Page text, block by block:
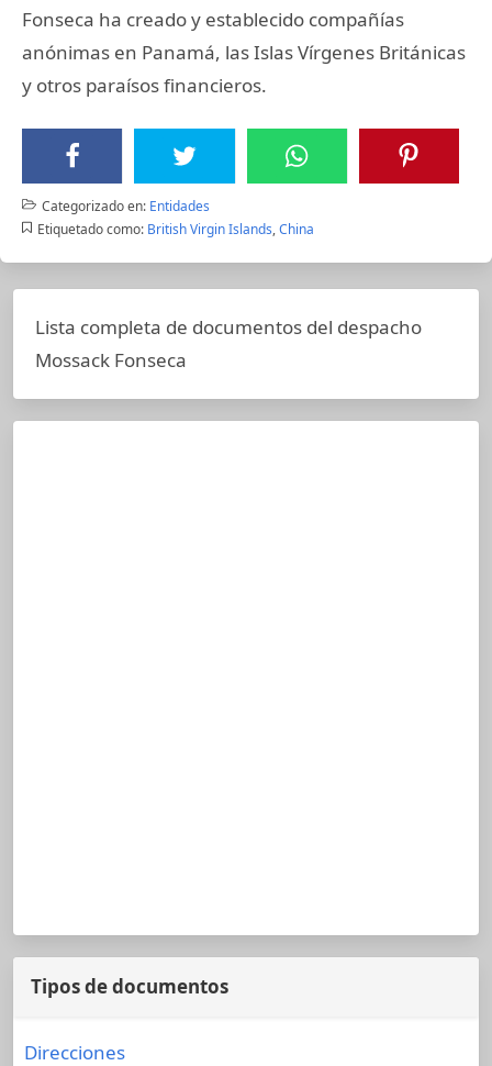
Fonseca ha creado y establecido compañías
anónimas en Panamá, las Islas Vírgenes Británicas
y otros paraísos financieros.
Categorizado en: Entidades
Etiquetado como: British Virgin Islands,China
Lista completa de documentos del despacho
Mossack Fonseca
Tipos de documentos
Direcciones